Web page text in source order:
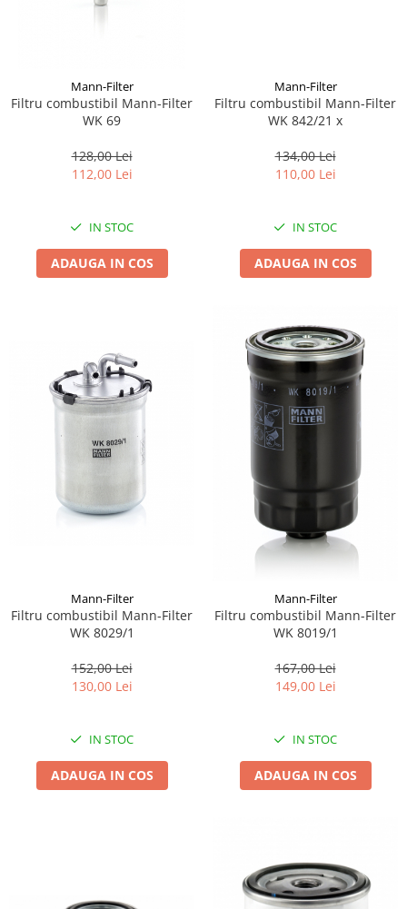
Mann-Filter
Filtru combustibil Mann-Filter
WK 69
128,00 Lei
112,00 Lei
IN STOC
ADAUGA IN COS
Mann-Filter
Filtru combustibil Mann-Filter
WK 842/21 x
134,00 Lei
110,00 Lei
IN STOC
ADAUGA IN COS
Mann-Filter
Filtru combustibil Mann-Filter
WK 8029/1
152,00 Lei
130,00 Lei
IN STOC
ADAUGA IN COS
Mann-Filter
Filtru combustibil Mann-Filter
WK 8019/1
167,00 Lei
149,00 Lei
IN STOC
ADAUGA IN COS